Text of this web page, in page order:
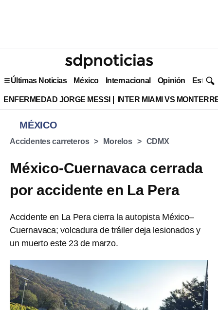
Últimas Noticias México Internacional Opinión Estilo
ENFERMEDAD JORGE MESSI INTER MIAMI VS
MÉXICO
Accidentes carreteros Morelos CDMX
México-Cuernavaca cerrada
por accidente en La Pera
Accidente en La Pera cierra la autopista México–
Cuernavaca; volcadura de tráiler deja lesionados y
un muerto este 23 de marzo.